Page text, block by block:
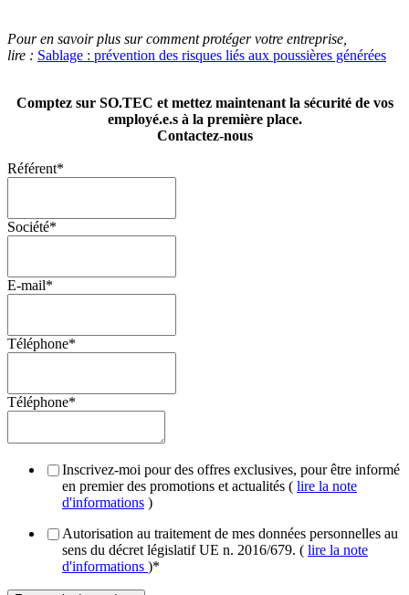
Pour en savoir plus sur comment protéger votre entreprise,
lire : Sablage : prévention des risques liés aux poussières générées
Comptez sur SO.TEC et mettez maintenant la sécurité de vos
employé.e.s à la première place.
Contactez-nous
Référent*
Société*
E-mail*
Téléphone*
Téléphone*
Inscrivez-moi pour des offres exclusives, pour être informé
en premier des promotions et actualités ( lire la note
d'informations )
Autorisation au traitement de mes données personnelles au
sens du décret législatif UE n. 2016/679. ( lire la note
d'informations )*